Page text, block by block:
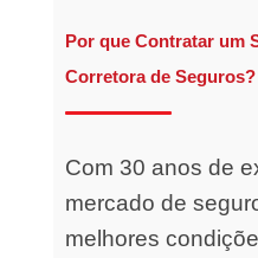
Por que Contratar um
Corretora de Seguros?
Com 30 anos de
mercado de
melhores